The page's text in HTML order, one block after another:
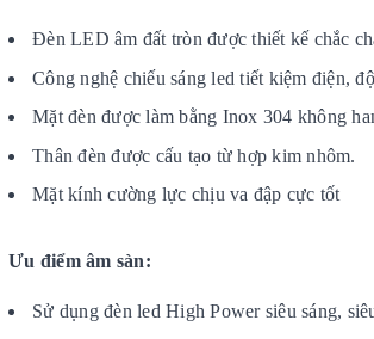
Đèn LED âm đất tròn được thiết kế chắc
Công nghệ chiếu sáng led tiết kiệm điện,
Mặt đèn được làm bằng Inox 304 không
Thân đèn được cấu tạo từ hợp kim nhôm.
Mặt kính cường lực chịu va đập cực tốt
Ưu điểm âm sàn:
Sử dụng đèn led High Power siêu sáng,